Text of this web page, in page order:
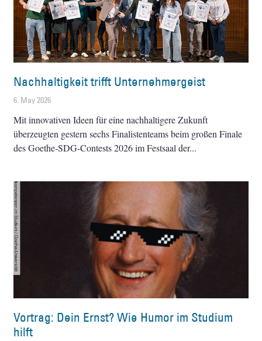
Nachhaltigkeit trifft Unternehmergeist
6. May 2026
Mit innovativen Ideen für eine nachhaltigere Zukunft
überzeugten gestern sechs Finalistenteams beim großen Finale
des Goethe-SDG-Contests 2026 im Festsaal der
Vortrag: Dein Ernst? Wie Humor im Studium
hilft